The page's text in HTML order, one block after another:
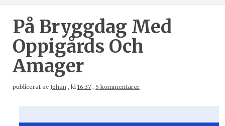
På Bryggdag Med
Oppigårds Och
Amager
publicerat avJohan , kl 16:37 , 5 kommentarer